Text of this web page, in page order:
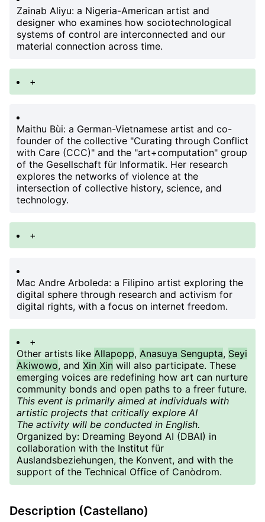
Zainab Aliyu: a Nigeria-American artist and
designer who examines how sociotechnological
systems of control are interconnected and our
material connection across time.
+
Maithu Bùi: a German-Vietnamese artist and co-
founder of the collective "Curating through Conflict
with Care (CCC)" and the "art+computation" group
of the Gesellschaft für Informatik. Her research
explores the networks of violence at the
intersection of collective history, science, and
technology.
+
Mac Andre Arboleda: a Filipino artist exploring the
digital sphere through research and activism for
digital rights, with a focus on internet freedom.
+
Other artists like Allapopp, Anasuya Sengupta, Seyi
Akiwowo, and Xin Xin will also participate. These
emerging voices are redefining how art can nurture
community bonds and open paths to a freer future.
This event is primarily aimed at individuals with
artistic projects that critically explore AI
The activity will be conducted in English.
Organized by: Dreaming Beyond AI (DBAI) in
collaboration with the Institut für
Auslandsbeziehungen, the Konvent, and with the
support of the Technical Office of Canòdrom.
Description (Castellano)